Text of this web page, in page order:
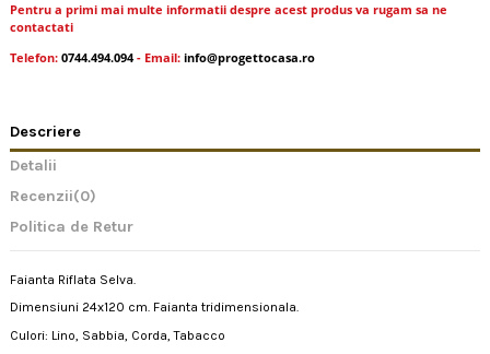
Pentru a primi mai multe informatii despre acest produs va rugam sa ne
contactati
Telefon: 0744.494.094- Email: info@progettocasa.ro
Descriere
Detalii
Recenzii(0)
Politica de Retur
Faianta Riflata Selva.
Dimensiuni 24x120 cm. Faianta tridimensionala.
Culori: Lino, Sabbia, Corda, Tabacco